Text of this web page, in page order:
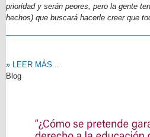
prioridad y serán peores, pero la gente
hechos) que buscará hacerle creer que
» LEER MÁS...
Blog